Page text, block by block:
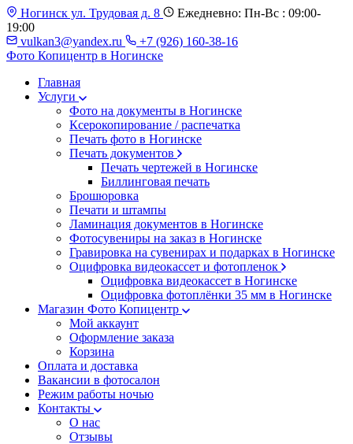
Ногинск ул. Трудовая д. 8
Ежедневно: Пн-Вс : 09:00-
19:00
vulkan3@yandex.ru
+7 (926) 160-38-16
Фото Копицентр в Ногинске
Главная
Услуги
Фото на документы в Ногинске
Ксерокопирование / распечатка
Печать фото в Ногинске
Печать документов
Печать чертежей в Ногинске
Биллинговая печать
Брошюровка
Печати и штампы
Ламинация документов в Ногинске
Фотосувениры на заказ в Ногинске
Гравировка на сувенирах и подарках в Ногинске
Оцифровка видеокассет и фотопленок
Оцифровка видеокассет в Ногинске
Оцифровка фотоплёнки 35 мм в Ногинске
Магазин Фото Копицентр
Мой аккаунт
Оформление заказа
Корзина
Оплата и доставка
Вакансии в фотосалон
Режим работы ночью
Контакты
О нас
Отзывы